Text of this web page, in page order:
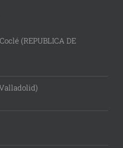
(REPUBLICA DE